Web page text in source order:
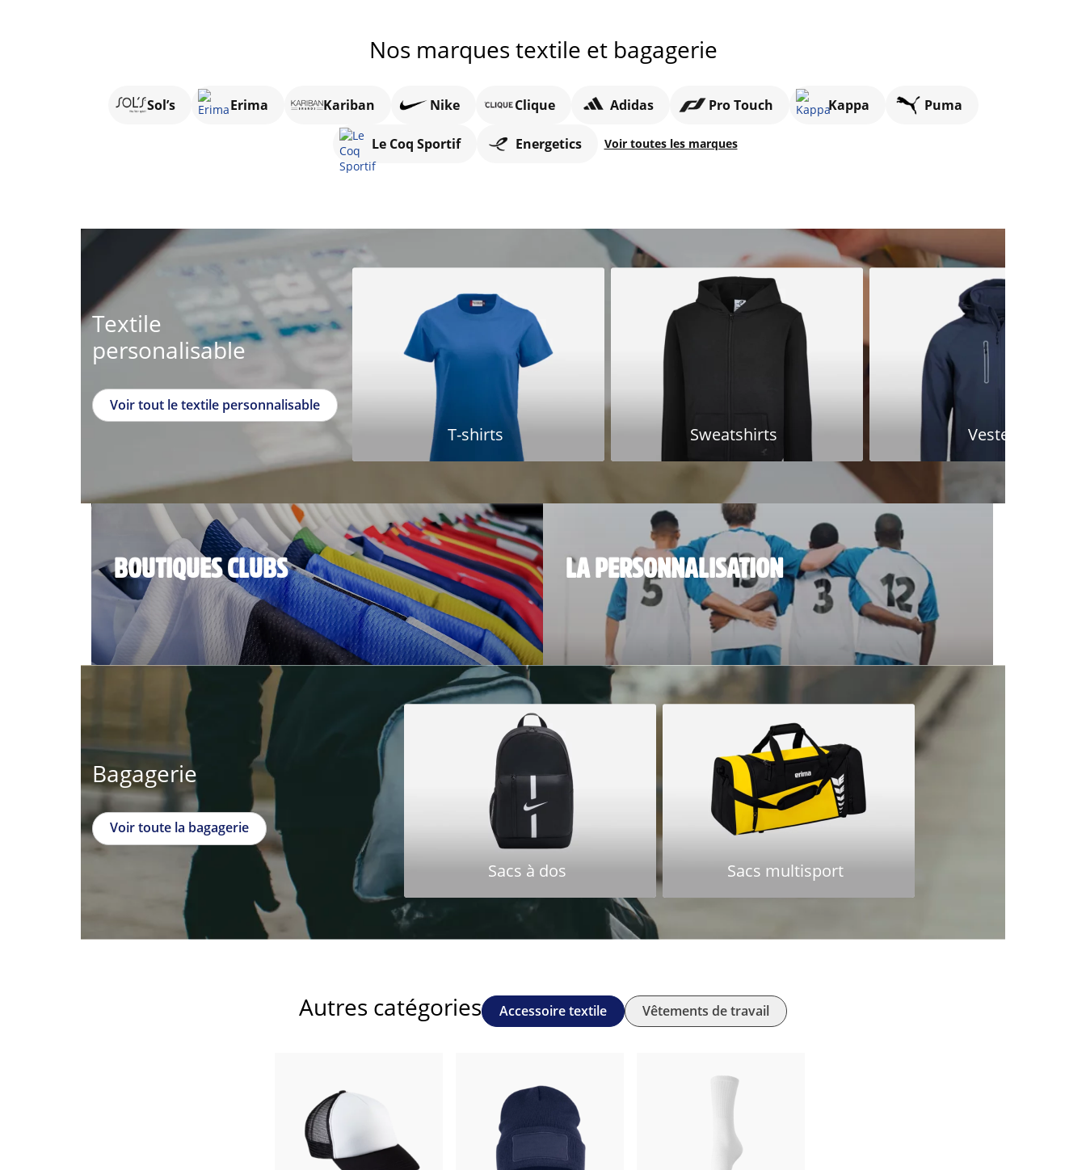
Nos marques textile et bagagerie
Sol’s Erima Kariban Nike Clique Adidas Pro Touch Kappa Puma
Le Coq Sportif Energetics Voir toutes les marques
Textile
personalisable
Voir tout le textile personnalisable
T-shirts Sweatshirts Vestes
BOUTIQUES CLUBS LA PERSONNALISATION
Bagagerie
Voir toute la bagagerie
Sacs à dos Sacs multisport
Autres catégories Accessoire textile Vêtements de travail